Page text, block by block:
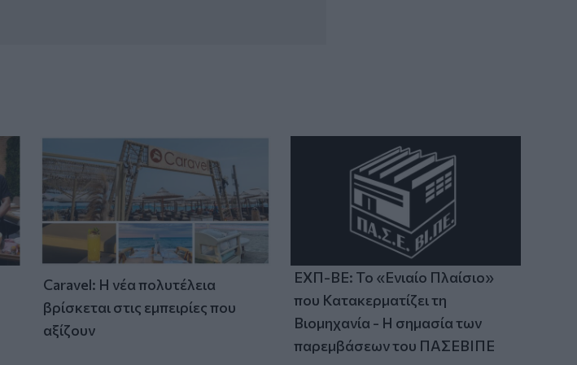
Caravel: Η νέα πολυτέλεια
βρίσκεται στις εμπειρίες που
αξίζουν
ΕΧΠ-ΒΕ: Το «Ενιαίο Πλαίσιο»
που Κατακερματίζει τη
Βιομηχανία - Η σημασία των
παρεμβάσεων του ΠΑΣΕΒΙΠΕ